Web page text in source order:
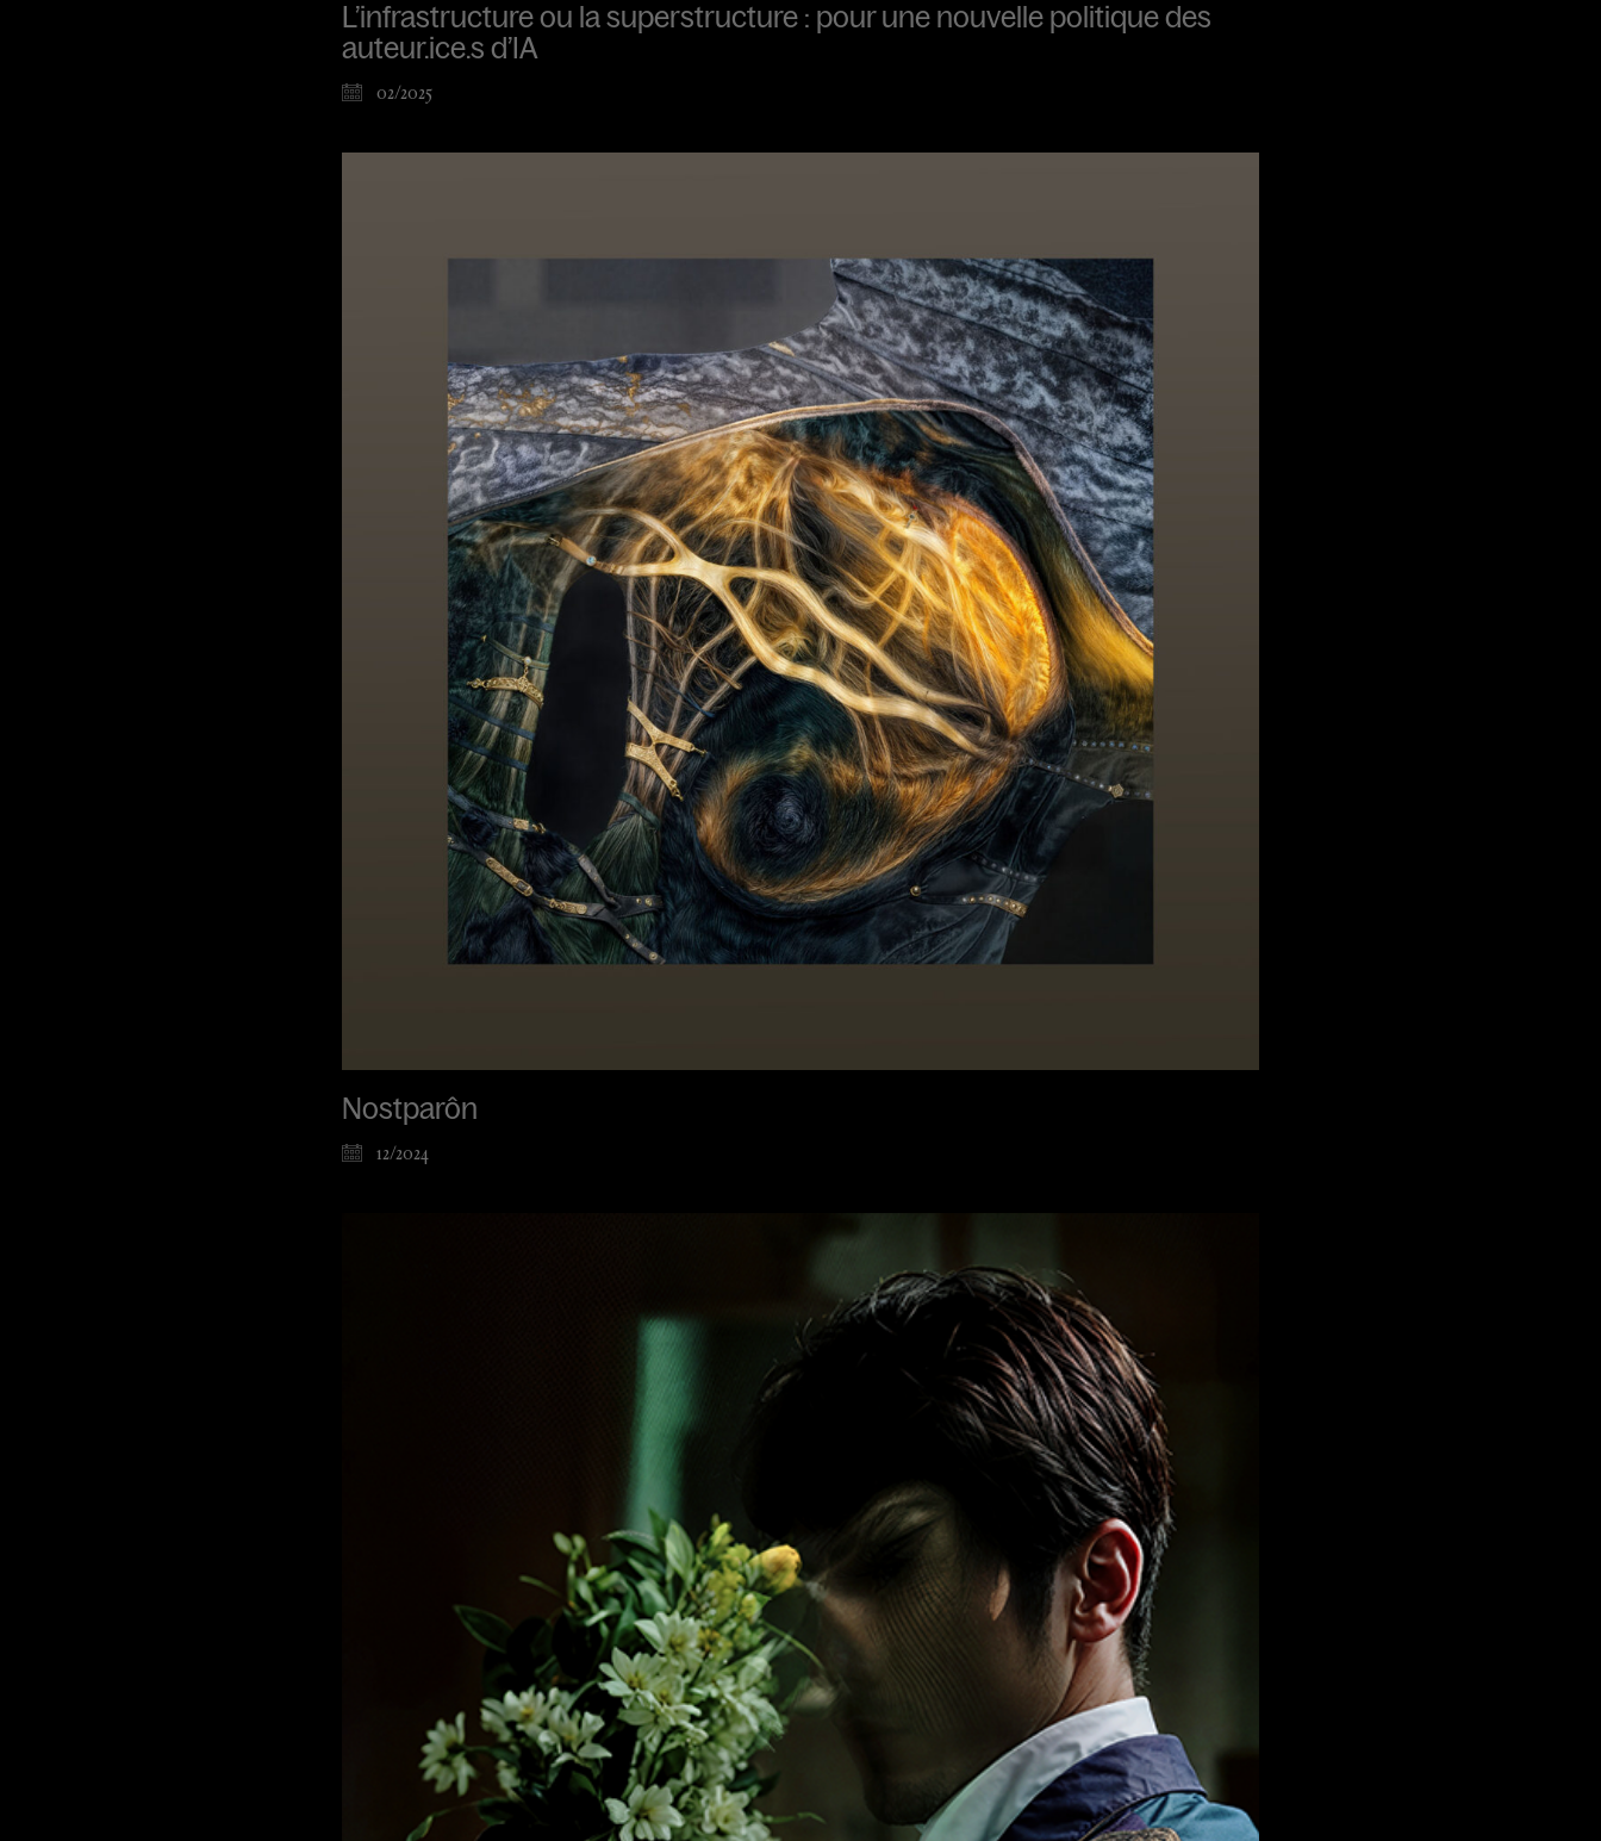
L’infrastructure ou la superstructure : pour une nouvelle politique des
auteur.ice.s d’IA
02/2025
Nostparôn
12/2024